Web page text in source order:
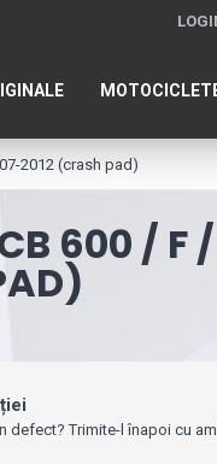
2012 (crash pad)
600 / F
defect? Trimite-l înapoi cu